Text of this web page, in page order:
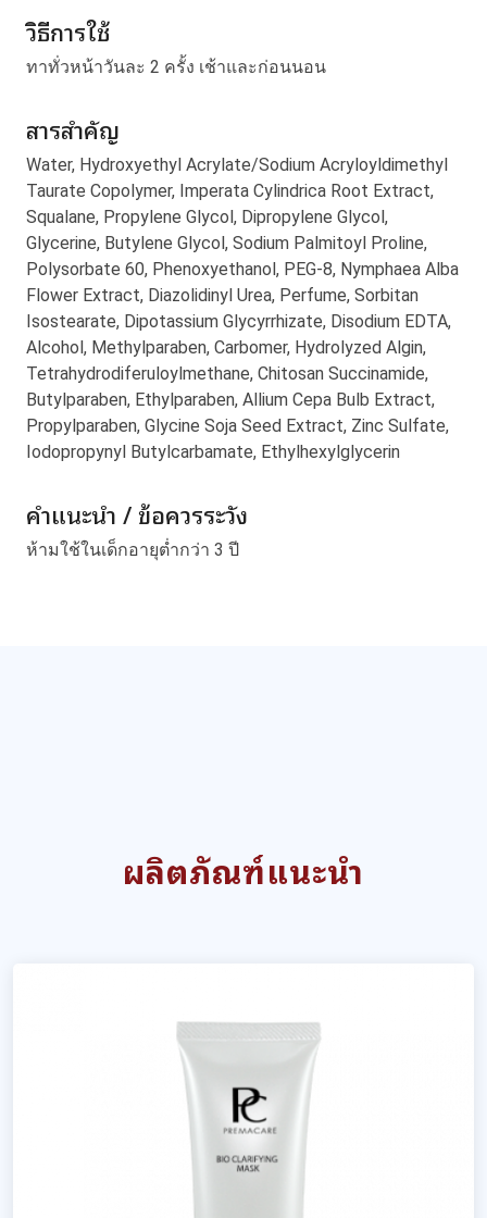
วิธีการใช้
ทาทั่วหน้าวันละ 2 ครั้ง เช้าและก่อนนอน
สารสำคัญ
Water, Hydroxyethyl Acrylate/Sodium Acryloyldimethyl
Taurate Copolymer, Imperata Cylindrica Root Extract,
Squalane, Propylene Glycol, Dipropylene Glycol,
Glycerine, Butylene Glycol, Sodium Palmitoyl Proline,
Polysorbate 60, Phenoxyethanol, PEG-8, Nymphaea Alba
Flower Extract, Diazolidinyl Urea, Perfume, Sorbitan
Isostearate, Dipotassium Glycyrrhizate, Disodium EDTA,
Alcohol, Methylparaben, Carbomer, Hydrolyzed Algin,
Tetrahydrodiferuloylmethane, Chitosan Succinamide,
Butylparaben, Ethylparaben, Allium Cepa Bulb Extract,
Propylparaben, Glycine Soja Seed Extract, Zinc Sulfate,
Iodopropynyl Butylcarbamate, Ethylhexylglycerin
คำแนะนำ / ข้อควรระวัง
ห้ามใช้ในเด็กอายุต่ำกว่า 3 ปี
ผลิตภัณฑ์แนะนำ